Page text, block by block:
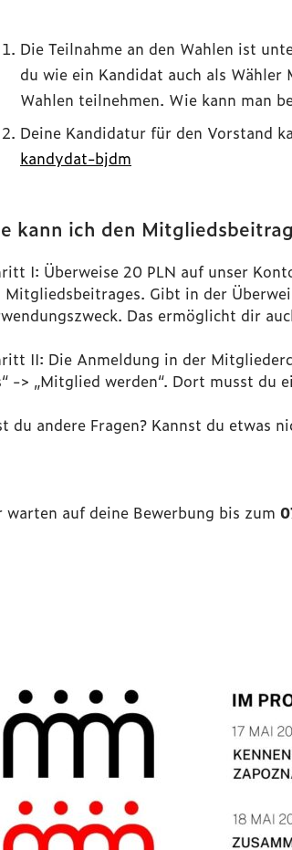
Die Teilnahme an den Wahlen ist
du wie ein Kandidat auch als
Wahlen teilnehmen. Wie kann man
Deine Kandidatur für den Vorstand
kandydat-bjdm
kann ich den
I: Überweise 20 PLN auf unser
Mitgliedsbeitrages. Gibt in der
Das ermöglicht dir
II: Die Anmeldung in der
-> „Mitglied werden“. Dort musst du
du andere Fragen? Kannst du etwas
warten auf deine Bewerbung bis zum